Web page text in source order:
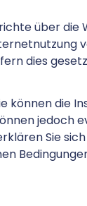
über
dies
können die
jedoch
Sie